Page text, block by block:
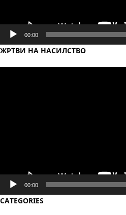
00:00
ЖРТВИ НА НАСИЛСТВО
00:00
CATEGORIES